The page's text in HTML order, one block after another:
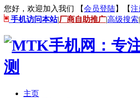
您好，欢迎加入我们 【会员登陆】【注
手机访问本站|厂商自助推广|高级搜索|
主页